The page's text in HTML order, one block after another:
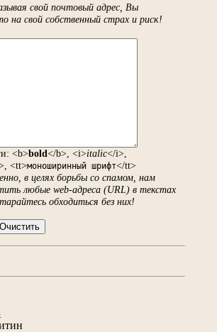
свой почтовый адрес, Вы
на свой собственный страх и риск!
<b>bold</b>, <i>italic</i>,
<tt>моноширинный шрифт</tt>
в целях борьбы со спамом, нам
любые web-адреса (URL) в текстах
обходиться без них!